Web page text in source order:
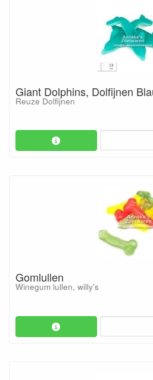
Giant Dolphins, Dolfijnen
Reuze Dolfijnen
Gomlullen
Winegum lullen, willy's